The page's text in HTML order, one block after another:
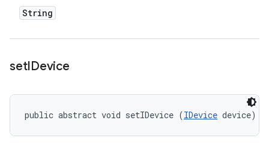
String
setIDevice
public abstract void setIDevice (IDevice device)